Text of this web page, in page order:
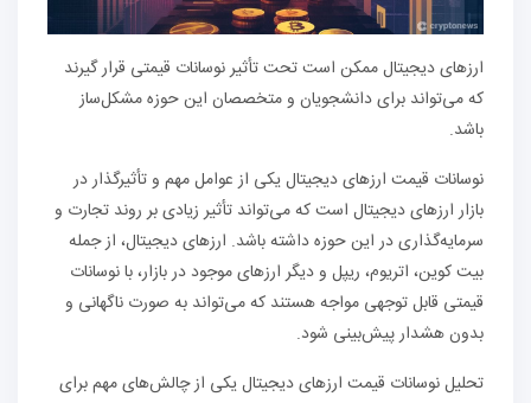
ارزهای دیجیتال ممکن است تحت تأثیر نوسانات قیمتی قرار گیرند
که می‌تواند برای دانشجویان و متخصصان این حوزه مشکل‌ساز
باشد.
نوسانات قیمت ارزهای دیجیتال یکی از عوامل مهم و تأثیرگذار در
بازار ارزهای دیجیتال است که می‌تواند تأثیر زیادی بر روند تجارت و
سرمایه‌گذاری در این حوزه داشته باشد. ارزهای دیجیتال، از جمله
بیت کوین، اتریوم، ریپل و دیگر ارزهای موجود در بازار، با نوسانات
قیمتی قابل توجهی مواجه هستند که می‌تواند به صورت ناگهانی و
بدون هشدار پیش‌بینی شود.
تحلیل نوسانات قیمت ارزهای دیجیتال یکی از چالش‌های مهم برای